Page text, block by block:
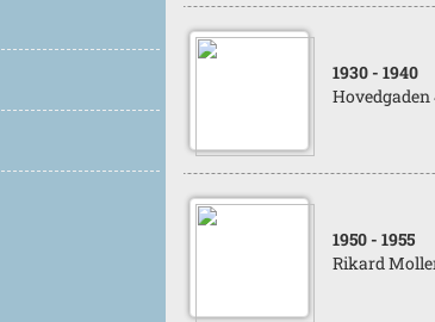
1930 - 1940
Hovedgaden
1950 - 1955
Rikard